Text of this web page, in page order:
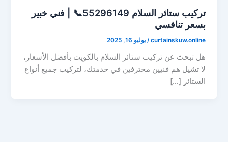
تركيب ستائر السلام 55296149📞 | فني خبير
بسعر تنافسي
curtainskuw.online
/يوليو 16, 2025
هل تبحث عن تركيب ستائر السلام بالكويت بأفضل الأسعار،
لا تشيل هم فنيين محترفين في خدمتك، لتركيب جميع أنواع
الستائر […]